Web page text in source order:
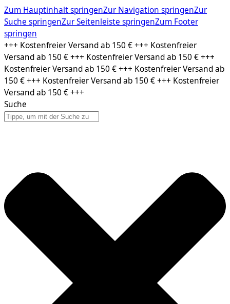
Zum Hauptinhalt springenZur Navigation springenZur
Suche springenZur Seitenleiste springenZum Footer
springen
Zum
Inhalt
springen
+++ Kostenfreier Versand ab 150 € +++ Kostenfreier
Versand ab 150 € +++ Kostenfreier Versand ab 150 € +++
Kostenfreier Versand ab 150 € +++ Kostenfreier Versand ab
150 € +++ Kostenfreier Versand ab 150 € +++ Kostenfreier
Versand ab 150 € +++
Suche